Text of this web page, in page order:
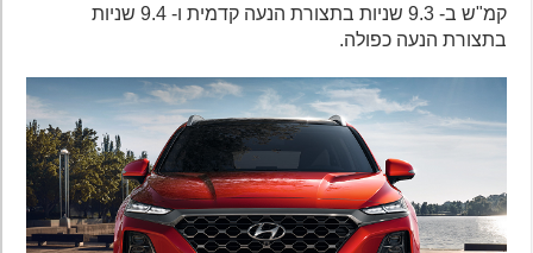
קמ"ש ב- 9.3 שניות בתצורת הנעה קדמית ו- 9.4 שניות
בתצורת הנעה כפולה.